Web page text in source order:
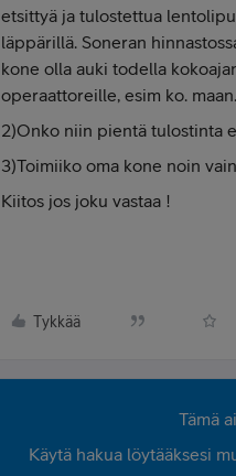
etsittyä ja tulostettua
läppärillä. Soneran
kone olla auki todella
operaattoreille, esim ko. maan.
2)Onko niin pientä tulostinta
3)Toimiiko oma kone noin
Kiitos jos joku vastaa !
Tykkää
Tämä
Käytä hakua löytääksesi